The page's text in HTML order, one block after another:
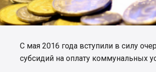
С мая 2016 года вступили в силу
субсидий на оплату коммунальных